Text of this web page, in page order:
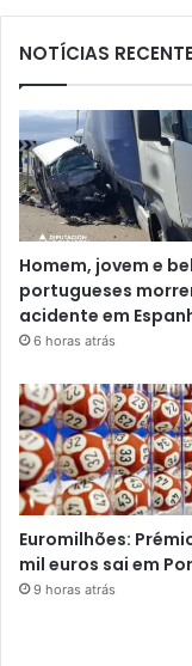
NOTÍCIAS
Homem, jovem e
portugueses
acidente em
6 horas atrás
Euromilhões:
mil euros sai em
9 horas atrás